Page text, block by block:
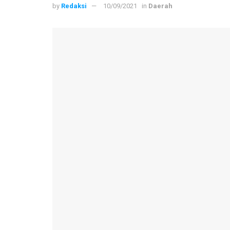
by Redaksi 10/09/2021 in Daerah